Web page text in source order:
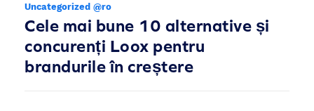
Uncategorized @ro
Cele mai bune 10 alternative și
concurenți Loox pentru
brandurile în creștere